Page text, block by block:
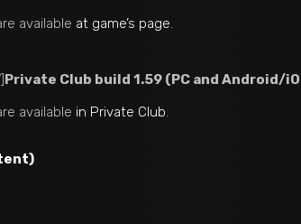
available at game’s page.
Private Club build 1.59 (PC and Android/
available in Private Club.